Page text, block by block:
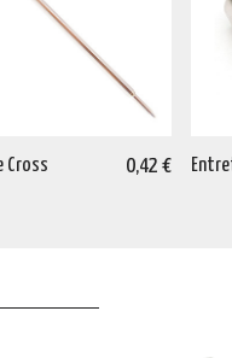
Cross 0,42 €